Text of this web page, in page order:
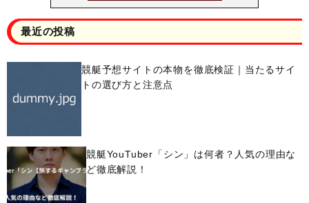
最近の投稿
競艇予想サイトの本物を徹底検証｜当たるサイ
トの選び方と注意点
競艇YouTuber「シン」は何者？人気の理由な
ど徹底解説！